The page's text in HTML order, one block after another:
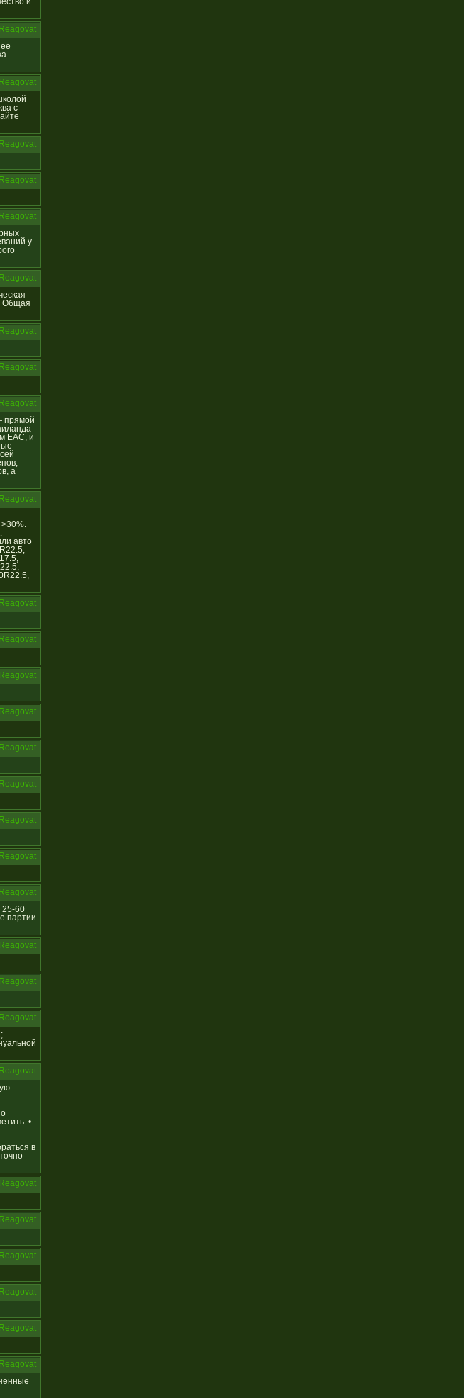
Reagovat
Reagovat
с
Reagovat
Reagovat
Reagovat
у
Reagovat
Общая
Reagovat
Reagovat
Reagovat
прямой
ЕАС, и
а
Reagovat
авто
Reagovat
Reagovat
Reagovat
Reagovat
Reagovat
Reagovat
Reagovat
Reagovat
Reagovat
25-60
партии
Reagovat
Reagovat
Reagovat
Reagovat
•
в
Reagovat
Reagovat
Reagovat
Reagovat
Reagovat
Reagovat